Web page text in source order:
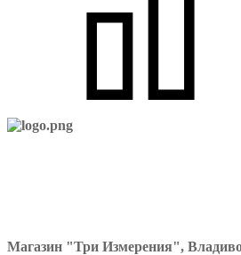
Магазин "Три Измерения",